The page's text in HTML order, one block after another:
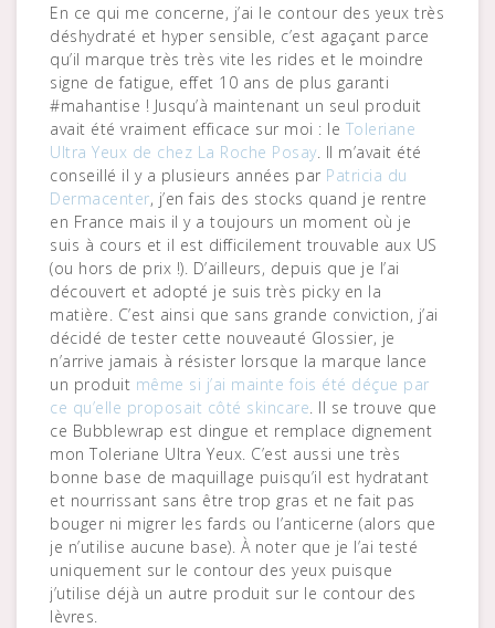
En ce qui me concerne, j’ai le contour des yeux très
déshydraté et hyper sensible, c’est agaçant parce
qu’il marque très très vite les rides et le moindre
signe de fatigue, effet 10 ans de plus garanti
#mahantise ! Jusqu’à maintenant un seul produit
avait été vraiment efficace sur moi : le Toleriane
Ultra Yeux de chez La Roche Posay. Il m’avait été
conseillé il y a plusieurs années par Patricia du
Dermacenter, j’en fais des stocks quand je rentre
en France mais il y a toujours un moment où je
suis à cours et il est difficilement trouvable aux US
(ou hors de prix !). D’ailleurs, depuis que je l’ai
découvert et adopté je suis très picky en la
matière. C’est ainsi que sans grande conviction, j’ai
décidé de tester cette nouveauté Glossier, je
n’arrive jamais à résister lorsque la marque lance
un produit même si j’ai mainte fois été déçue par
ce qu’elle proposait côté skincare. Il se trouve que
ce Bubblewrap est dingue et remplace dignement
mon Toleriane Ultra Yeux. C’est aussi une très
bonne base de maquillage puisqu’il est hydratant
et nourrissant sans être trop gras et ne fait pas
bouger ni migrer les fards ou l’anticerne (alors que
je n’utilise aucune base). À noter que je l’ai testé
uniquement sur le contour des yeux puisque
j’utilise déjà un autre produit sur le contour des
lèvres.